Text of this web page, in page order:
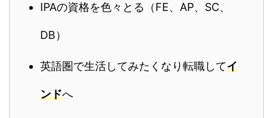
IPAの資格を色々とる（FE、AP、SC、
DB）
英語圏で生活してみたくなり転職してイ
ンドへ